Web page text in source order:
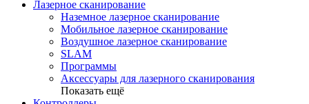
Лазерное сканирование
Наземное лазерное сканирование
Мобильное лазерное сканирование
Воздушное лазерное сканирование
SLAM
Программы
Аксессуары для лазерного сканирования
Показать ещё